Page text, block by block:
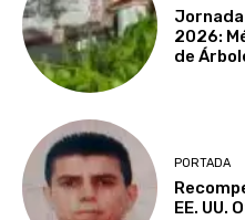
2026:
de
PORTADA
EE. UU.